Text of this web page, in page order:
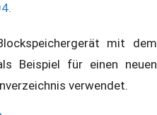
mit dem
Beispiel für einen neuen
verwendet.